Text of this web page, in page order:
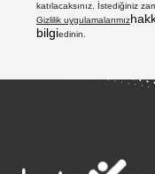
katılacaksınız. İstediğiniz
Gizlilik uygulamalarımız
bilgiedinin.